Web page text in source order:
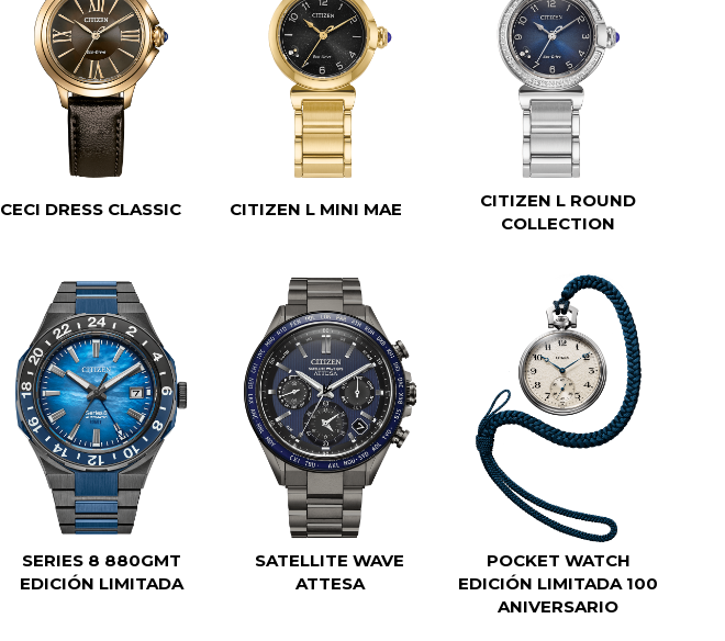
CECI DRESS CLASSIC CITIZEN L MINI MAE
CITIZEN L ROUND
COLLECTION
SERIES 8 880GMT
EDICIÓN LIMITADA
SATELLITE WAVE
ATTESA
POCKET WATCH
EDICIÓN LIMITADA 100
ANIVERSARIO